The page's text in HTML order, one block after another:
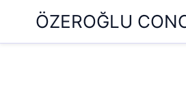
ÖZEROĞLU